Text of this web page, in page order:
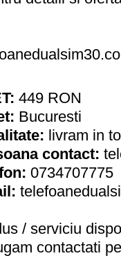
449 RON
Bucuresti
livram in
contact:
0734707775
/ serviciu
contactati